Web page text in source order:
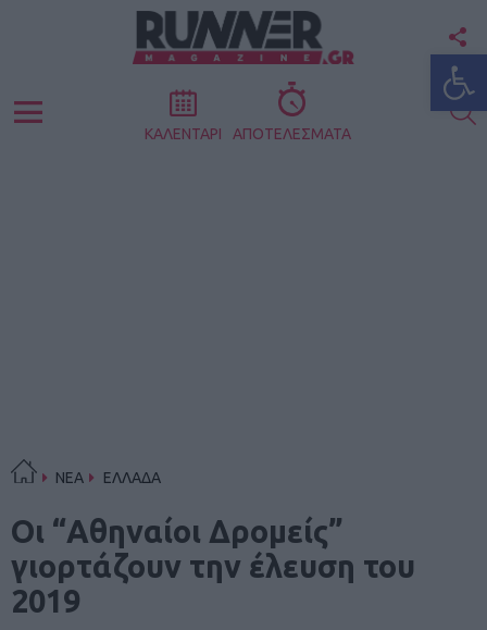
Menu ΚΑΛΕΝΤΑΡΙ ΑΠΟΤΕΛΕΣΜΑΤΑ
ΝΕΑ ΕΛΛΑΔΑ
Οι “Αθηναίοι Δρομείς”
γιορτάζουν την έλευση του
2019